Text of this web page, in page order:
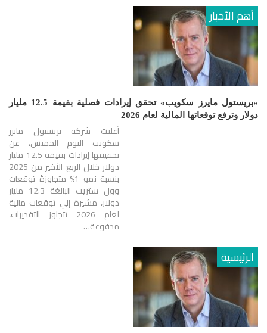
أهم الأخبار
«بريستول مايرز سكويب» تحقق إيرادات فصلية بقيمة 12.5 مليار
دولار وترفع توقعاتها المالية لعام 2026
أعلنت شركة بريستول مايرز
سكويب اليوم الخميس، عن
تحقيقها إيرادات بقيمة 12.5 مليار
دولار خلال الربع الأخير من 2025
بنسبة نمو 1% متجاوزةً توقعات
وول ستريت البالغة 12.3 مليار
دولار، مشيرة إلي توقعات مالية
لعام 2026 تتجاوز التقديرات،
مدفوعة…
الرئيسية